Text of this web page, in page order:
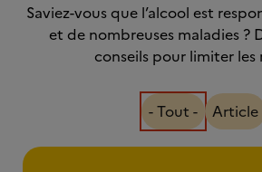
Saviez-vous que l’alcool est
et de nombreuses maladies ?
conseils pour limiter les
- Tout - Article